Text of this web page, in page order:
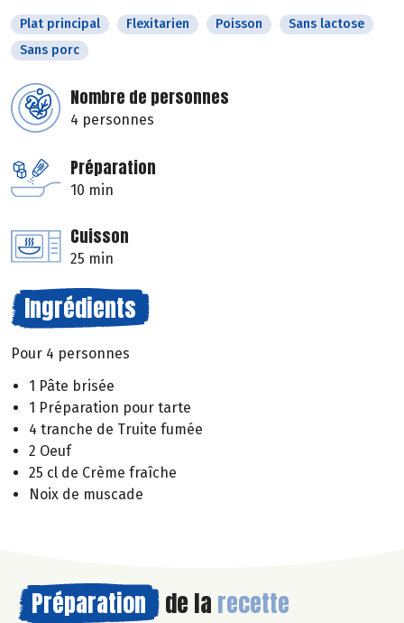
Plat principal Flexitarien Poisson
Sans lactose
Sans porc
Nombre de personnes
4 personnes
Préparation
10 min
Cuisson
25 min
Ingrédients
Pour 4 personnes
1 Pâte brisée
1 Préparation pour tarte
4 tranche de Truite fumée
2 Oeuf
25 cl de Crème fraîche
Noix de muscade
Préparation de la recette